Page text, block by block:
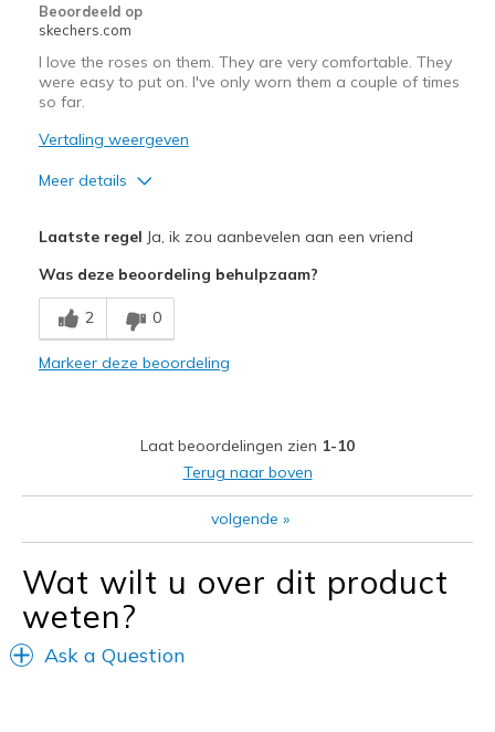
Beoordeeld op
skechers.com
I love the roses on them. They are very comfortable. They
were easy to put on. I've only worn them a couple of times
so far.
Vertaling weergeven
Meer details
Breathe Well
Comfortable
Going Out
Travel
Width
Feels true to width
Sizing
View On Shoes
Shoes are for Wearing
Laatste regel Ja, ik zou aanbevelen aan een vriend
Was deze beoordeling behulpzaam?
2 0
Markeer deze beoordeling
Laat beoordelingen zien 1-10
Terug naar boven
volgende »
Wat wilt u over dit product
weten?
Ask a Question